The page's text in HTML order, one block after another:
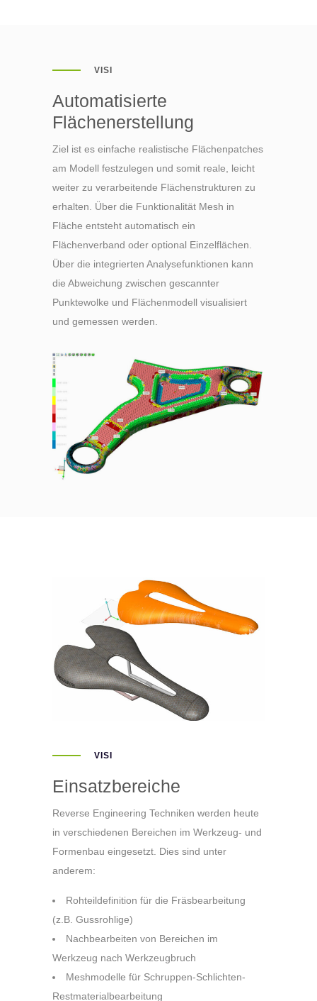
VISI
Automatisierte
Flächenerstellung
Ziel ist es einfache realistische Flächenpatches
am Modell festzulegen und somit reale, leicht
weiter zu verarbeitende Flächenstrukturen zu
erhalten. Über die Funktionalität Mesh in
Fläche entsteht automatisch ein
Flächenverband oder optional Einzelflächen.
Über die integrierten Analysefunktionen kann
die Abweichung zwischen gescannter
Punktewolke und Flächenmodell visualisiert
und gemessen werden.
VISI
Einsatzbereiche
Reverse Engineering Techniken werden heute
in verschiedenen Bereichen im Werkzeug- und
Formenbau eingesetzt. Dies sind unter
anderem:
Rohteildefinition für die Fräsbearbeitung
(z.B. Gussrohlige)
Nachbearbeiten von Bereichen im
Werkzeug nach Werkzeugbruch
Meshmodelle für Schruppen-Schlichten-
Restmaterialbearbeitung